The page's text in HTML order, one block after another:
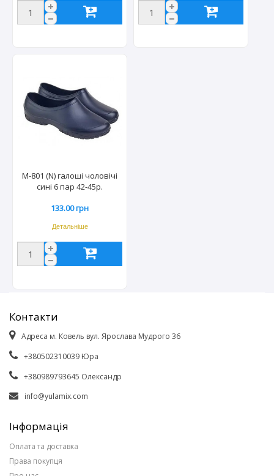
M-801 (N) галоші чоловічі
сині 6 пар 42-45р.
133.00 грн
Детальніше
Контакти
Адреса м. Ковель вул. Ярослава Мудрого 36
+380502310039 Юра
+380989793645 Олександр
info@yulamix.com
Інформація
Оплата та доставка
Права покупця